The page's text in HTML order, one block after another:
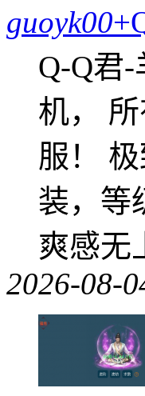
guoyk00
Q-Q君
机，
服！
装，等
爽感无
2026-08-